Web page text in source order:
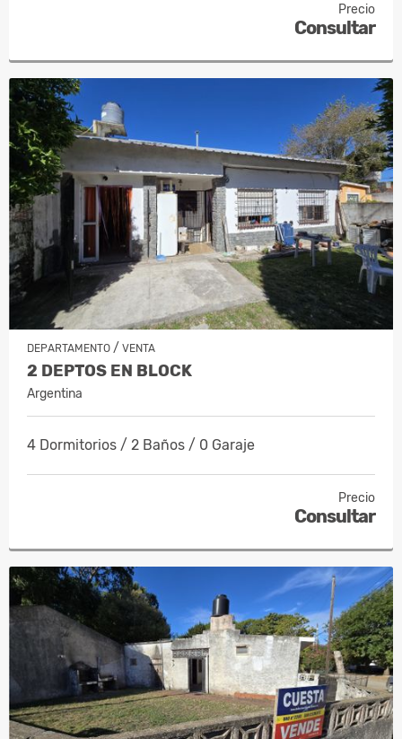
Precio
Consultar
DEPARTAMENTO / VENTA
2 DEPTOS EN BLOCK
Argentina
4 Dormitorios / 2 Baños / 0 Garaje
Precio
Consultar